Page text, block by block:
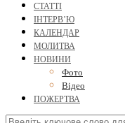
СТАТТІ
ІНТЕРВ’Ю
КАЛЕНДАР
МОЛИТВА
НОВИНИ
Фото
Відео
ПОЖЕРТВА